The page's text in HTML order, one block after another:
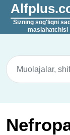
Sizning sog'liqni
maslahatchisi